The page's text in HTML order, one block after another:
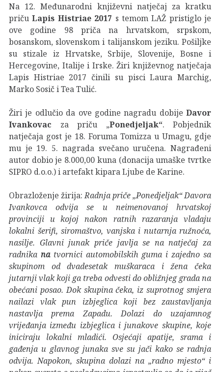
Na 12. Međunarodni književni natječaj za kratku
pričuLapis Histriae 2017 s temom LAŽ pristiglo je
ove godine 98 priča na hrvatskom, srpskom,
bosanskom, slovenskom i talijanskom jeziku. Pošiljke
su stizale iz Hrvatske, Srbije, Slovenije, Bosne i
Hercegovine, Italije i Irske. Žiri književnog natječaja
Lapis Histriae 2017 činili su pisci Laura Marchig,
Marko Sosič i Tea Tulić.
Žiri je odlučio da ove godine nagradu dobije Davor
Ivankovac za priču „Ponedjeljak“. Pobjednik
natječaja gost je 18. Foruma Tomizza u Umagu, gdje
mu je 19. 5. nagrada svečano uručena. Nagrađeni
autor dobio je 8.000,00 kuna (donacija umaške tvrtke
SIPRO d.o.o.) i artefakt kipara Ljube de Karine.
Obrazloženje žirija: Radnja priče „Ponedjeljak“ Davora
Ivankovca odvija se u neimenovanoj hrvatskoj
provinciji u kojoj nakon ratnih razaranja vladaju
lokalni šerifi, siromaštvo, vanjska i nutarnja ružnoća,
nasilje. Glavni junak priče javlja se na natječaj za
radnika natvornici automobilskih guma i zajedno sa
skupinom od dvadesetak muškaraca i žena čeka
jutarnji vlak koji ga treba odvesti do obližnjeg grada na
obećani posao. Dok skupina čeka, iz suprotnog smjera
nailazi vlak pun izbjeglica koji bez zaustavljanja
nastavlja prema Zapadu. Dolazi do uzajamnog
vrijeđanja između izbjeglica i junakove skupine, koje
iniciraju lokalni mladići. Osjećaji apatije, srama i
gađenja u glavnog junaka sve su jači kako se radnja
odvija. Napokon, skupina dolazi na „radno mjesto“ i